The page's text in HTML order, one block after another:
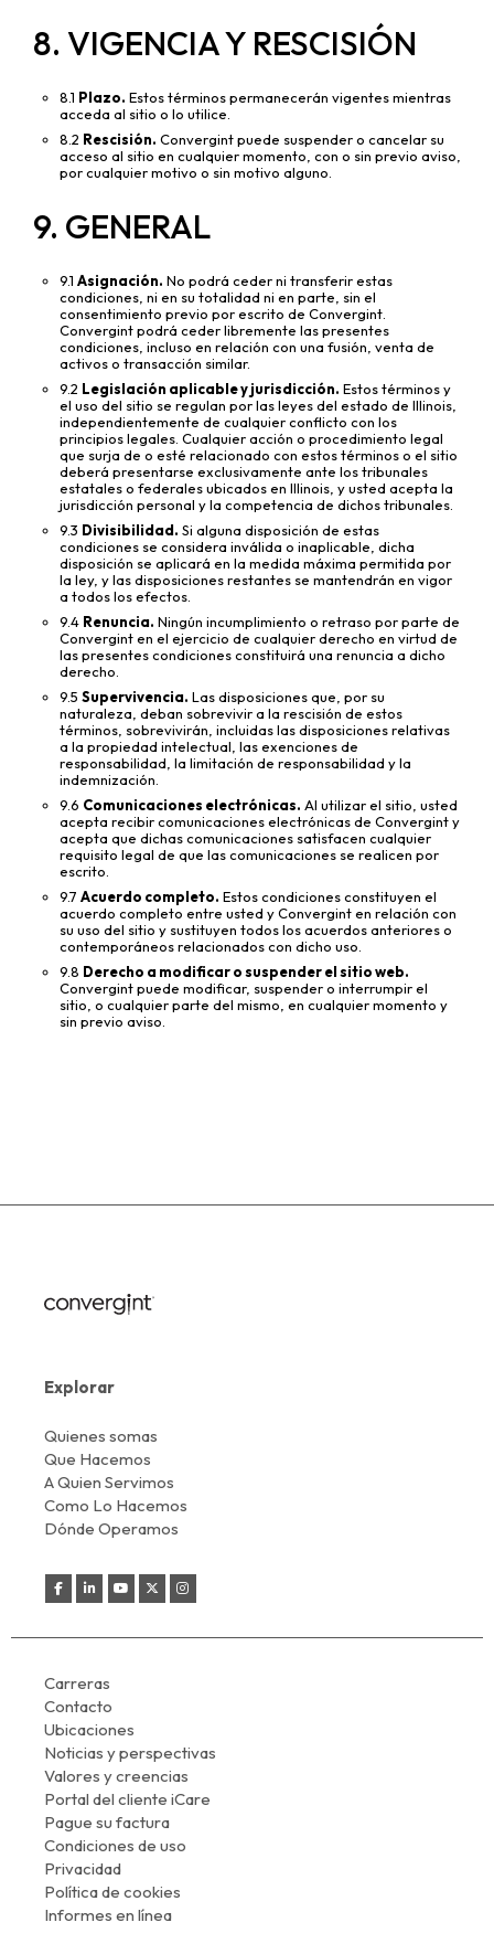
8. VIGENCIA Y RESCISIÓN
8.1 Plazo. Estos términos permanecerán vigentes mientras
acceda al sitio o lo utilice.
8.2 Rescisión. Convergint puede suspender o cancelar su
acceso al sitio en cualquier momento, con o sin previo aviso,
por cualquier motivo o sin motivo alguno.
9. GENERAL
9.1 Asignación. No podrá ceder ni transferir estas
condiciones, ni en su totalidad ni en parte, sin el
consentimiento previo por escrito de Convergint.
Convergint podrá ceder libremente las presentes
condiciones, incluso en relación con una fusión, venta de
activos o transacción similar.
9.2 Legislación aplicable y jurisdicción. Estos términos y
el uso del sitio se regulan por las leyes del estado de Illinois,
independientemente de cualquier conflicto con los
principios legales. Cualquier acción o procedimiento legal
que surja de o esté relacionado con estos términos o el sitio
deberá presentarse exclusivamente ante los tribunales
estatales o federales ubicados en Illinois, y usted acepta la
jurisdicción personal y la competencia de dichos tribunales.
9.3 Divisibilidad. Si alguna disposición de estas
condiciones se considera inválida o inaplicable, dicha
disposición se aplicará en la medida máxima permitida por
la ley, y las disposiciones restantes se mantendrán en vigor
a todos los efectos.
9.4 Renuncia. Ningún incumplimiento o retraso por parte de
Convergint en el ejercicio de cualquier derecho en virtud de
las presentes condiciones constituirá una renuncia a dicho
derecho.
9.5 Supervivencia. Las disposiciones que, por su
naturaleza, deban sobrevivir a la rescisión de estos
términos, sobrevivirán, incluidas las disposiciones relativas
a la propiedad intelectual, las exenciones de
responsabilidad, la limitación de responsabilidad y la
indemnización.
9.6 Comunicaciones electrónicas. Al utilizar el sitio, usted
acepta recibir comunicaciones electrónicas de Convergint y
acepta que dichas comunicaciones satisfacen cualquier
requisito legal de que las comunicaciones se realicen por
escrito.
9.7 Acuerdo completo. Estos condiciones constituyen el
acuerdo completo entre usted y Convergint en relación con
su uso del sitio y sustituyen todos los acuerdos anteriores o
contemporáneos relacionados con dicho uso.
9.8 Derecho a modificar o suspender el sitio web.
Convergint puede modificar, suspender o interrumpir el
sitio, o cualquier parte del mismo, en cualquier momento y
sin previo aviso.
Explorar
Quienes somas
Que Hacemos
A Quien Servimos
Como Lo Hacemos
Dónde Operamos
Carreras
Contacto
Ubicaciones
Noticias y perspectivas
Valores y creencias
Portal del cliente iCare
Pague su factura
Condiciones de uso
Privacidad
Política de cookies
Informes en línea